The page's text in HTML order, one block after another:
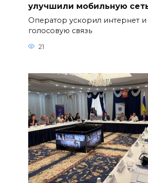
улучшили мобильную
Оператор ускорил интернет
голосовую связь
21